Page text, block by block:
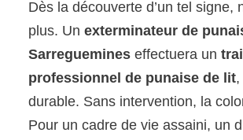
Dès la découverte d’un tel signe,
plus. Unexterminateur de
Sarreguemines effectuera un
professionnel de punaise de lit
durable. Sans intervention, la
Pour un cadre de vie assaini, un